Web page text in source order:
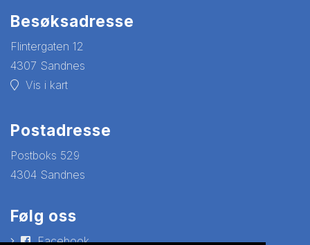
Besøksadresse
Flintergaten 12
4307 Sandnes
Vis i kart
Postadresse
Postboks 529
4304 Sandnes
Følg oss
Facebook